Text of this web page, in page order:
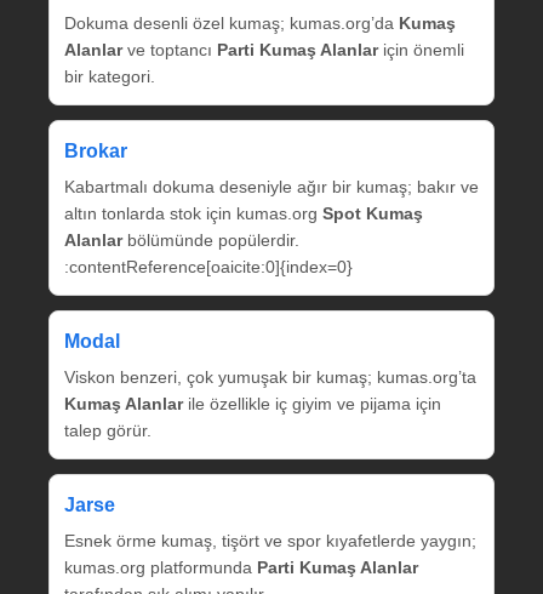
Dokuma desenli özel kumaş; kumas.org’da Kumaş
Alanlarve toptancı Parti Kumaş Alanlariçin önemli
bir kategori.
Brokar
Kabartmalı dokuma deseniyle ağır bir kumaş; bakır ve
altın tonlarda stok için kumas.org Spot Kumaş
Alanlarbölümünde popülerdir.
:contentReference[oaicite:0]{index=0}
Modal
Viskon benzeri, çok yumuşak bir kumaş; kumas.org’ta
Kumaş Alanlarile özellikle iç giyim ve pijama için
talep görür.
Jarse
Esnek örme kumaş, tişört ve spor kıyafetlerde yaygın;
kumas.org platformunda Parti Kumaş Alanlar